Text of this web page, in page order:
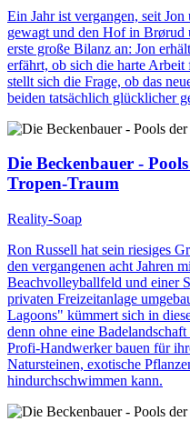
Ein Jahr ist vergangen, seit
gewagt und den Hof in Brørud
erste große Bilanz an: Jon
erfährt, ob sich die harte
stellt sich die Frage, ob das
beiden tatsächlich glücklicher
Die Beckenbauer -
Tropen-Traum
Reality-Soap
Ron Russell hat sein riesiges
den vergangenen acht Jahren
Beachvolleyballfeld und einer
privaten Freizeitanlage
Lagoons" kümmert sich in
denn ohne eine
Profi-Handwerker bauen für
Natursteinen, exotische
hindurchschwimmen kann.